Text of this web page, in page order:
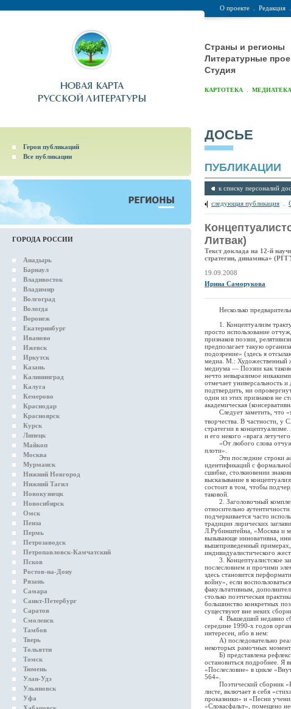
О проекте Редакция
Страны и регионы
Литературные
Студия
КАРТОТЕКА МЕДИАТЕКА
Герои публикаций
Все публикации
ГОРОДА РОССИИ
Анадырь
Барнаул
Владивосток
Владимир
Волгоград
Вологда
Воронеж
Екатеринбург
Иваново
Ижевск
Иркутск
Казань
Калининград
Калуга
Кемерово
Краснодар
Красноярск
Курск
Липецк
Майкоп
Москва
Мурманск
Нижний Новгород
Нижний Тагил
Новокузнецк
Новосибирск
Омск
Пенза
Пермь
Петрозаводск
Петропавловск-Камчатский
Псков
Ростов-на-Дону
Рязань
Самара
Санкт-Петербург
Саратов
Смоленск
Тамбов
Тверь
Тольятти
Томск
Тюмень
Улан-Удэ
Ульяновск
Уфа
ДОСЬЕ
ПУБЛИКАЦИИ
к списку персоналий
следующая публикация
Литвак)
Текст доклада на 12-й
стратегии, динамика»
19.09.2008
Ирина Саморукова
Несколько
1. Концептуализм
просто использование
признаков поэзии,
предполагает такую
подозрение» (здесь я
медиа. М.: Художественный
медиума — Поэзии как
нечто невыразимое
отмечает универсальность
подтвердить, ни
один из этих признаков не
академическая
Следует заметить, что
творчества. В частности, у
стратегии в
и его некого «врага
«От любого слова
плоти».
Эти последние строки
идентификаций с
сшибке, столкновении
высказывание в
состоит в том, чтобы
таковой.
2. Заголовочный комплекс
относительно
подчеркивается часто
традиции лирических
Л.Рубинштейна, «Москва и
вызывающе инновативна,
вышеприведенный
индивидуалистического
3. Концептуалистское
послесловием и прочими
здесь становится
войну», если
факультативным,
столько поэтическая
большинство конкретных
существуют вне неких
4. Вышедший недавно
середине 1990-х годов
интересен, ибо в нем:
А) последовательно
некоторых рамочных
Б) представлена
остановиться подробнее. Я
«Послесловие» в цикле
564».
Поэтический сборник
листе, включает в себя
проказники» и «Песни
«Словасфальт», помещено